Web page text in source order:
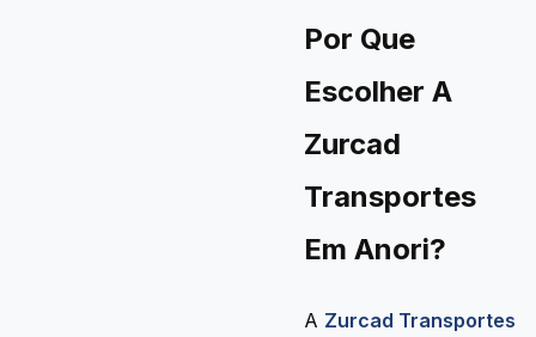
Por Que
Escolher A
Zurcad
Transportes
Em Anori?
A Zurcad Transportes